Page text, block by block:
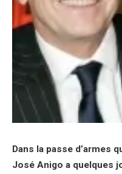
Dans la passe d’armes
José Anigo a quelques